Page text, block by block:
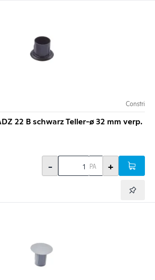
Constri
22 B schwarz Teller-ø 32 mm verp.
- PA +